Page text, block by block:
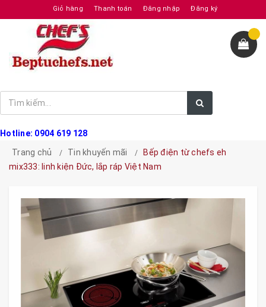
Giỏ hàng Thanh toán Đăng nhập Đăng ký
Hotline: 0904 619 128
Trang chủ
Tin khuyến mãi
Bếp điện từ chefs eh
mix333: linh kiện Đức, lắp ráp Việt Nam